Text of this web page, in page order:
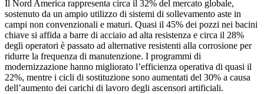
Il Nord America rappresenta circa il 32% del mercato globale,
sostenuto da un ampio utilizzo di sistemi di sollevamento aste in
campi non convenzionali e maturi. Quasi il 45% dei pozzi nei bacini
chiave si affida a barre di acciaio ad alta resistenza e circa il 28%
degli operatori è passato ad alternative resistenti alla corrosione per
ridurre la frequenza di manutenzione. I programmi di
modernizzazione hanno migliorato l’efficienza operativa di quasi il
22%, mentre i cicli di sostituzione sono aumentati del 30% a causa
dell’aumento dei carichi di lavoro degli ascensori artificiali.